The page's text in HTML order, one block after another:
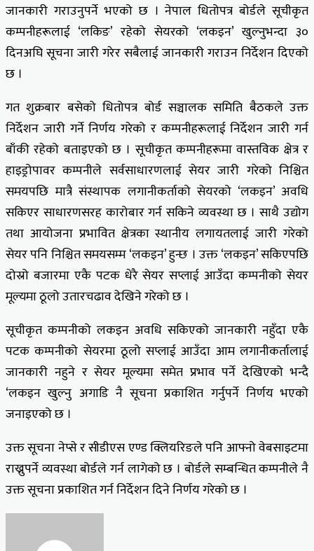
जानकारी गराउनुपर्ने भएको छ । नेपाल धितोपत्र बोर्डले सूचीकृत
कम्पनीहरूलाई ‘लकिङ’ रहेको सेयरको ‘लकइन’ खुल्नुभन्दा ३०
दिनअघि सूचना जारी गरेर सबैलाई जानकारी गराउन निर्देशन दिएको
छ ।
गत शुक्रबार बसेको धितोपत्र बोर्ड सञ्चालक समिति बैठकले उक्त
निर्देशन जारी गर्ने निर्णय गरेको र कम्पनीहरूलाई निर्देशन जारी गर्न
बाँकी रहेको बताइएको छ । सूचीकृत कम्पनीहरूमा वास्तविक क्षेत्र र
हाइड्रोपावर कम्पनीले सर्वसाधारणलाई सेयर जारी गरेको निश्चित
समयपछि मात्रै संस्थापक लगानीकर्ताको सेयरको ‘लकइन’ अवधि
सकिएर साधारणसरह कारोबार गर्न सकिने व्यवस्था छ । साथै उद्योग
तथा आयोजना प्रभावित क्षेत्रका स्थानीय लगायतलाई जारी गरेको
सेयर पनि निश्चित समयसम्म ‘लकइन’ हुन्छ । उक्त ‘लकइन’ सकिएपछि
दोस्रो बजारमा एकै पटक धेरै सेयर सप्लाई आउँदा कम्पनीको सेयर
मूल्यमा ठूलो उतारचढाव देखिने गरेको छ ।
सूचीकृत कम्पनीको लकइन अवधि सकिएको जानकारी नहुँदा एकै
पटक कम्पनीको सेयरमा ठूलो सप्लाई आउँदा आम लगानीकर्तालाई
जानकारी नहुने र सेयर मूल्यमा समेत प्रभाव पर्ने देखिएको भन्दै
‘लकइन खुल्नु अगाडि नै सूचना प्रकाशित गर्नुपर्ने निर्णय भएको
जनाइएको छ ।
उक्त सूचना नेप्से र सीडीएस एण्ड क्लियरिङले पनि आफ्नो वेबसाइटमा
राख्नुपर्ने व्यवस्था बोर्डले गर्न लागेको छ । बोर्डले सम्बन्धित कम्पनीले नै
उक्त सूचना प्रकाशित गर्न निर्देशन दिने निर्णय गरेको छ ।